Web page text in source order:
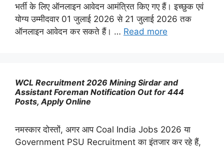
भर्ती के लिए ऑनलाइन आवेदन आमंत्रित किए गए हैं। इच्छुक एवं
योग्य उम्मीदवार 01 जुलाई 2026 से 21 जुलाई 2026 तक
ऑनलाइन आवेदन कर सकते हैं। … Read more
WCL Recruitment 2026 Mining Sirdar and
Assistant Foreman Notification Out for 444
Posts, Apply Online
नमस्कार दोस्तों, अगर आप Coal India Jobs 2026 या
Government PSU Recruitment का इंतजार कर रहे हैं,